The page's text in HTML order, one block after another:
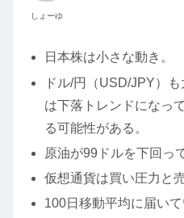
しょーゆ
日本株は小さな動き。
ドル/円（USD/JPY）
は下落トレンドになっ
る可能性がある。
原油が99ドルを下回っ
仮想通貨は買い圧力と
100日移動平均に届い